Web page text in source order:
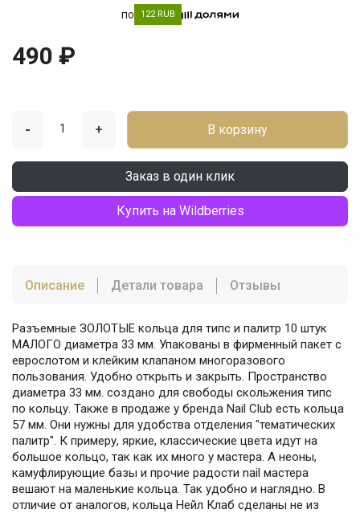
по 122 RUB
490 ₽
- + В корзину
Заказ в один клик
Купить на Wildberries
Описание Детали товара Отзывы
Разъемные ЗОЛОТЫЕ кольца для типс и палитр 10 штук
МАЛОГО диаметра 33 мм. Упакованы в фирменный пакет с
еврослотом и клейким клапаном многоразового
пользования. Удобно открыть и закрыть. Пространство
диаметра 33 мм. создано для свободы скольжения типс
по кольцу. Также в продаже у бренда Nail Club есть кольца
57 мм. Они нужны для удобства отделения "тематических
палитр". К примеру, яркие, классические цвета идут на
большое кольцо, так как их много у мастера. А неоны,
камуфлирующие базы и прочие радости nail мастера
вешают на маленькие кольца. Так удобно и наглядно. В
отличие от аналогов, кольца Нейл Клаб сделаны не из